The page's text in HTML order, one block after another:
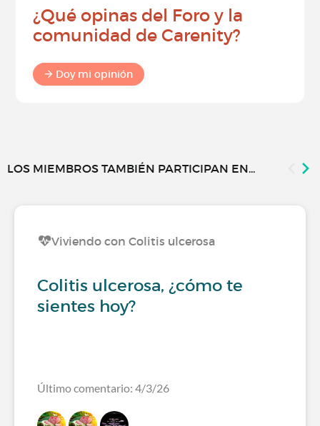
¿Qué opinas del Foro y la
comunidad de Carenity?
Doy mi opinión
LOS MIEMBROS TAMBIÉN PARTICIPAN EN...
Viviendo con Colitis ulcerosa
Colitis ulcerosa, ¿cómo te
sientes hoy?
Último comentario: 4/3/26